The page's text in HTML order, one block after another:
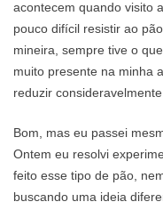
acontecem quando visito
pouco difícil resistir ao
mineira, sempre tive o
muito presente na minha
reduzir
Bom, mas eu passei
Ontem eu resolvi
feito esse tipo de pão,
buscando uma ideia